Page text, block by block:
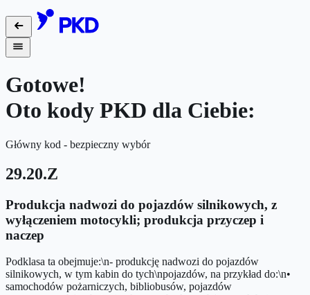
Gotowe!
Oto kody PKD dla Ciebie:
Główny kod - bezpieczny wybór
29.20.Z
Produkcja nadwozi do pojazdów silnikowych, z
wyłączeniem motocykli; produkcja przyczep i
naczep
Podklasa ta obejmuje:\n- produkcję nadwozi do pojazdów
silnikowych, w tym kabin do tych\npojazdów, na przykład do:\n•
samochodów pożarniczych, bibliobusów, pojazdów